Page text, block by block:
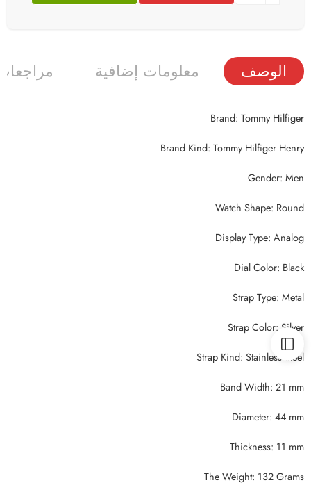
الوصف معلومات إضافية مراجعات
Brand: Tommy Hilfiger
Brand Kind: Tommy Hilfiger Henry
Gender: Men
Watch Shape: Round
Display Type: Analog
Dial Color: Black
Strap Type: Metal
Strap Color: Silver
Strap Kind: Stainless Steel
Band Width: 21 mm
Diameter: 44 mm
Thickness: 11 mm
The Weight: 132 Grams